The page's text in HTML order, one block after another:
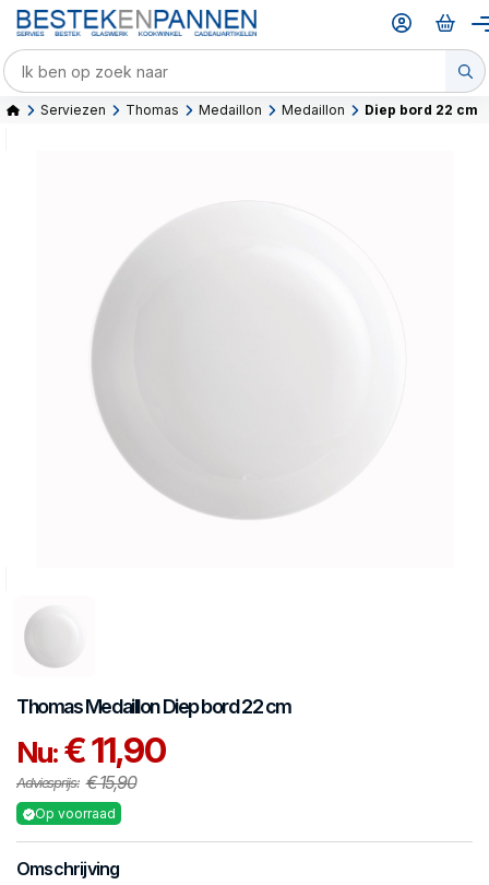
Serviezen Thomas Medaillon Medaillon Diep bord 22 cm
ThomasMedaillonDiep bord 22 cm
Nu:€ 11,90
Adviesprijs: € 15,90
Op voorraad
Omschrijving